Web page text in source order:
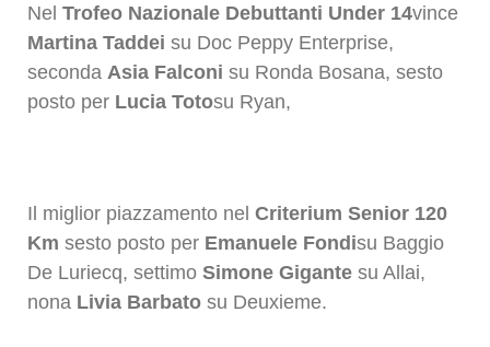
Nel Trofeo Nazionale Debuttanti Under 14vince
Martina Taddei su Doc Peppy Enterprise,
seconda Asia Falconi su Ronda Bosana, sesto
posto per Lucia Totosu Ryan,
Il miglior piazzamento nel Criterium Senior 120
Km sesto posto per Emanuele Fondisu Baggio
De Luriecq, settimo Simone Gigante su Allai,
nona Livia Barbato su Deuxieme.